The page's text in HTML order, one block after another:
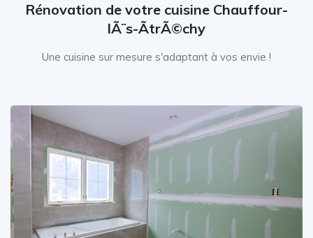
Rénovation de votre cuisine Chauffour-
lÃ¨s-ÃtrÃ©chy
Une cuisine sur mesure s'adaptant à vos envie !